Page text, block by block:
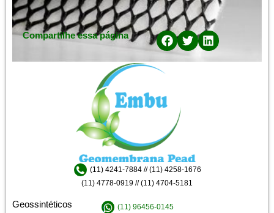
Geossintéticos
Compartilhe essa página
(11) 4241-7884 // (11) 4258-1676
(11) 4778-0919 // (11) 4704-5181
(11) 96456-0145